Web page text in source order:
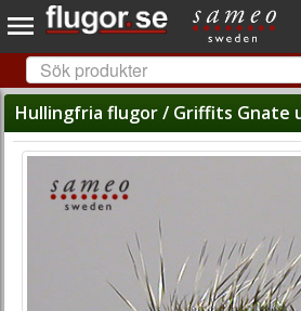
Hullingfria flugor / Griffits Gnate